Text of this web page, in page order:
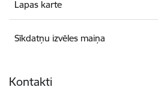
Lapas karte
Sīkdatņu izvēles maiņa
Kontakti